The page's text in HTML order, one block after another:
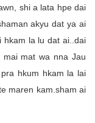
shi a lata hpe dai
akyu dat ya ai
hkam la lu dat ai..dai
mat wa nna Jau
hkum hkam la lai
maren kam.sham ai